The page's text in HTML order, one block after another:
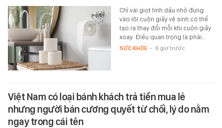
Chỉ vài giọt tinh dầu nhỏ đúng
vào lõi cuộn giấy vệ sinh có thể
tạo ra thay đổi mỗi khi cuộn giấy
xoay. Điều quan trọng là phải…
SỨC KHỎE - 6 giờ trước
Việt Nam có loại bánh khách trả tiền mua lẻ
nhưng người bán cương quyết từ chối, lý do nằm
ngay trong cái tên